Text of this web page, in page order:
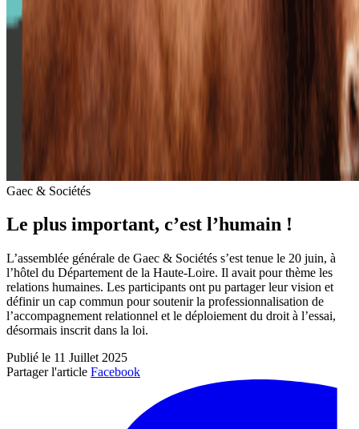
Gaec & Sociétés
Le plus important, c’est l’humain !
L’assemblée générale de Gaec & Sociétés s’est tenue le 20 juin, à
l’hôtel du Département de la Haute-Loire. Il avait pour thème les
relations humaines. Les participants ont pu partager leur vision et
définir un cap commun pour soutenir la professionnalisation de
l’accompagnement relationnel et le déploiement du droit à l’essai,
désormais inscrit dans la loi.
Publié le 11 Juillet 2025
Partager l'article Facebook